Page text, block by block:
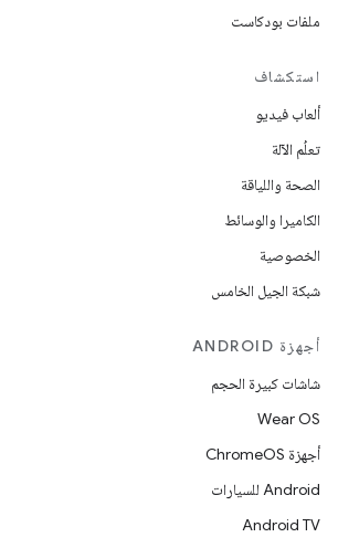
ملفات بودكاست
استكشاف
ألعاب فيديو
تعلُم الآلة
الصحة واللياقة
الكاميرا والوسائط
الخصوصية
شبكة الجيل الخامس
أجهزة ANDROID
شاشات كبيرة الحجم
Wear OS
أجهزة ChromeOS
Android للسيارات
Android TV